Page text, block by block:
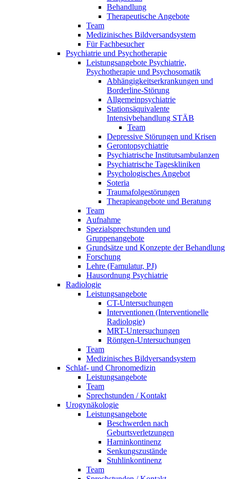
Behandlung
Therapeutische Angebote
Team
Medizinisches Bildversandsystem
Für Fachbesucher
Psychiatrie und Psychotherapie
Leistungsangebote Psychiatrie,
Psychotherapie und Psychosomatik
Abhängigkeitserkrankungen und
Borderline-Störung
Allgemeinpsychiatrie
Stationsäquivalente
Intensivbehandlung STÄB
Team
Depressive Störungen und Krisen
Gerontopsychiatrie
Psychiatrische Institutsambulanzen
Psychiatrische Tageskliniken
Psychologisches Angebot
Soteria
Traumafolgestörungen
Therapieangebote und Beratung
Team
Aufnahme
Spezialsprechstunden und
Gruppenangebote
Grundsätze und Konzepte der Behandlung
Forschung
Lehre (Famulatur, PJ)
Hausordnung Psychiatrie
Radiologie
Leistungsangebote
CT-Untersuchungen
Interventionen (Interventionelle
Radiologie)
MRT-Untersuchungen
Röntgen-Untersuchungen
Team
Medizinisches Bildversandsystem
Schlaf- und Chronomedizin
Leistungsangebote
Team
Sprechstunden / Kontakt
Urogynäkologie
Leistungsangebote
Beschwerden nach
Geburtsverletzungen
Harninkontinenz
Senkungszustände
Stuhlinkontinenz
Team